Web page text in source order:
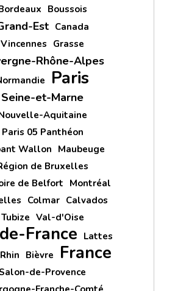
Boussois
Est Canada
Vincennes Grasse
Rhône-Alpes
Paris
Seine-et-Marne
Aquitaine
Paris 05 Panthéon
Wallon Maubeuge
de Bruxelles
de Belfort
Montréal
Colmar Calvados
Tubize Val-d'Oise
France Lattes
Bièvre France
de-Provence